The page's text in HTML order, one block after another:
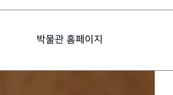
박물관 홈페이지